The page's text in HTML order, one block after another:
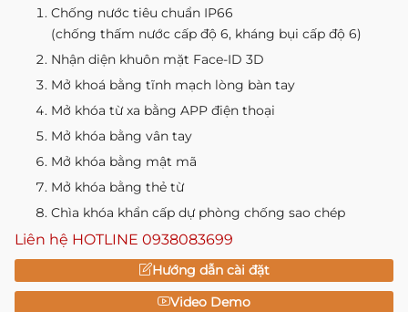
Chống nước tiêu chuẩn IP66
(chống thấm nước cấp độ 6, kháng bụi cấp độ 6)
Nhận diện khuôn mặt Face-ID 3D
Mở khoá bằng tĩnh mạch lòng bàn tay
Mở khóa từ xa bằng APP điện thoại
Mở khóa bằng vân tay
Mở khóa bằng mật mã
Mở khóa bằng thẻ từ
Chìa khóa khẩn cấp dự phòng chống sao chép
Liên hệ HOTLINE 0938083699
Hướng dẫn cài đặt
Video Demo